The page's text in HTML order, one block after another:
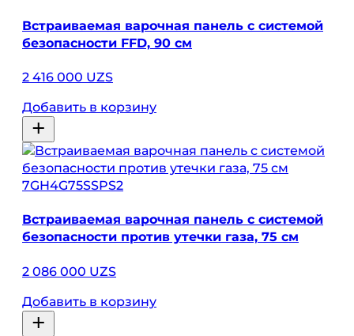
Встраиваемая варочная панель с системой
безопасности FFD, 90 см
2 416 000 UZS
Добавить в корзину
7GH4G75SSPS2
Встраиваемая варочная панель с системой
безопасности против утечки газа, 75 см
2 086 000 UZS
Добавить в корзину